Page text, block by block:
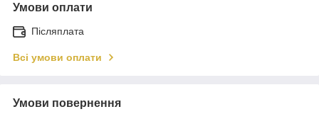
Умови оплати
Післяплата
Всі умови оплати
Умови повернення